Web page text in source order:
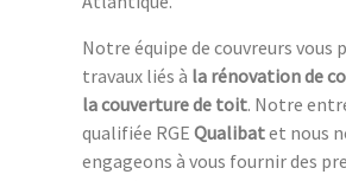
Notre équipe de couvreurs vous
travaux liés à la rénovation de
la couverture de toit. Notre
qualifiée RGE Qualibatet nous
engageons à vous fournir des